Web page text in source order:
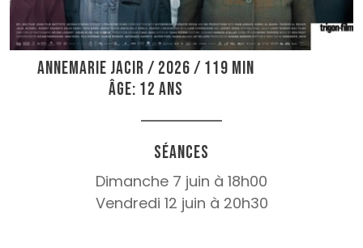
Annemarie Jacir / 2026 / 119 min
Âge: 12 ans
Séances
Dimanche 7 juin à 18h00
Vendredi 12 juin à 20h30